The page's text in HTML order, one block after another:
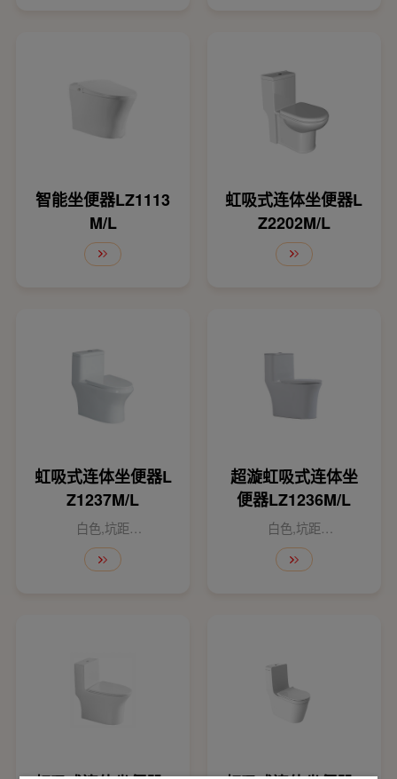
智能坐便器LZ1113
M/L
虹吸式连体坐便器L
Z2202M/L
虹吸式连体坐便器L
Z1237M/L
白色,坑距
300mm/400mm
超漩虹吸式连体坐
便器LZ1236M/L
白色,坑距
300mm/400mm